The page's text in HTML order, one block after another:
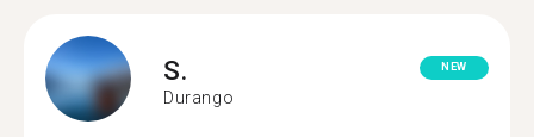
S.
Durango
NEW